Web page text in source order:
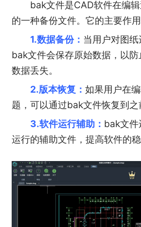
bak文件是CAD软件在编辑
的一种备份文件。它的主要作用
1.数据备份： 当用户对图纸
bak文件会保存原始数据，以
数据丢失。
2.版本恢复： 如果用户在
题，可以通过bak文件恢复到之
3.软件运行辅助： bak文件
运行的辅助文件，提高软件的稳